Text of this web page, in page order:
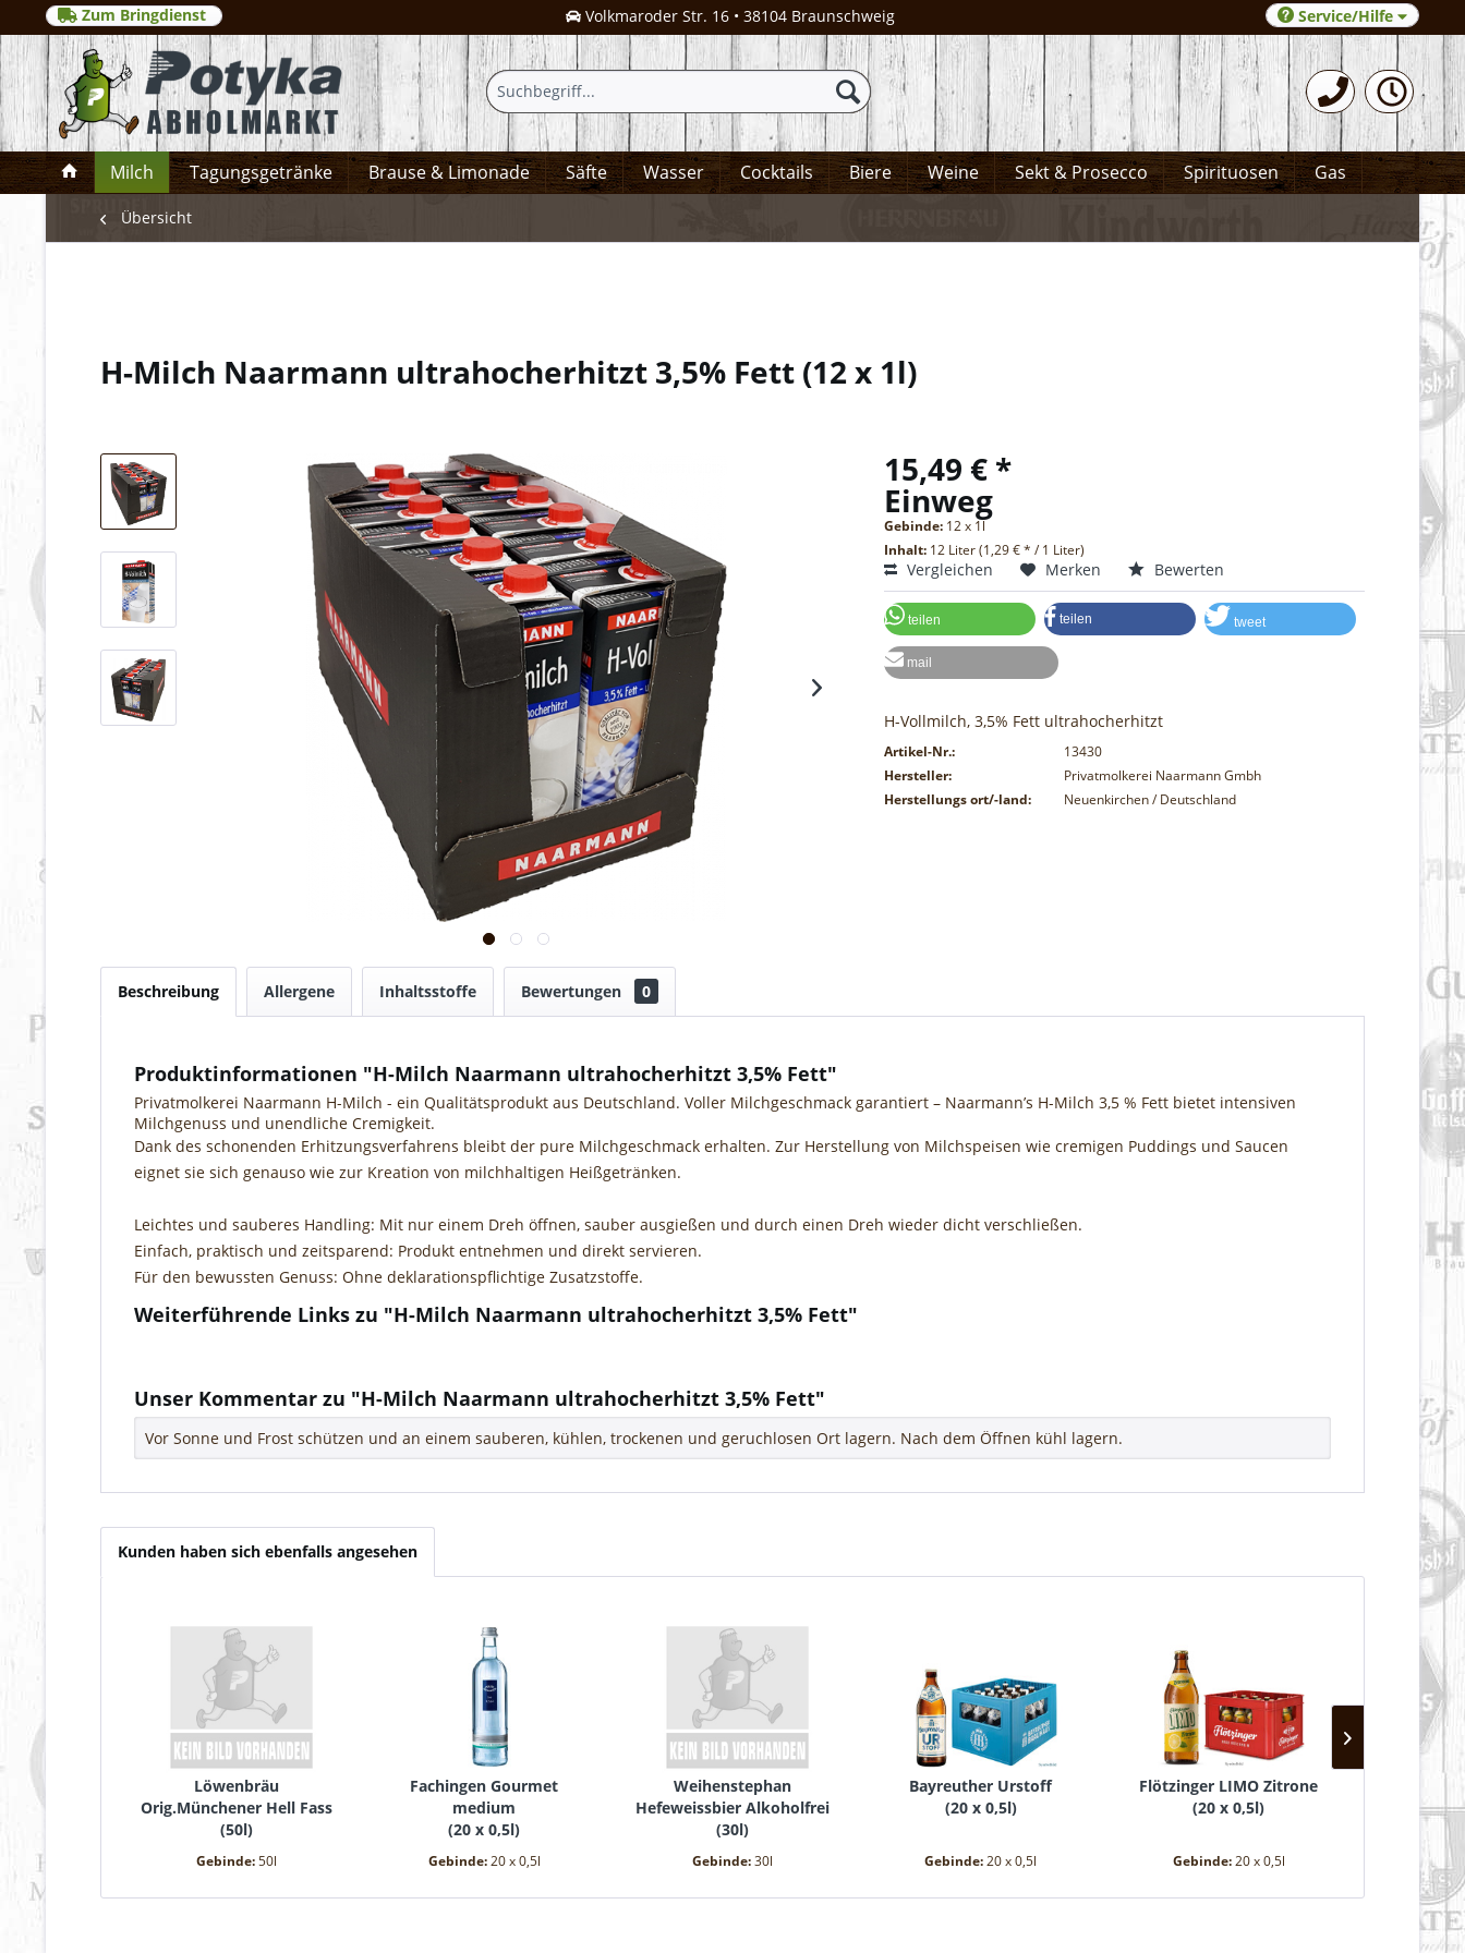
Zum Bringdienst Volkmaroder Str. 16 • 38104 Braunschweig 0531-372066
Service/Hilfe
Milch Tagungsgetränke Brause & Limonade Säfte Wasser Cocktails Biere Weine Sekt & Prosecco Spirituosen Gas
Übersicht
H-Milch Naarmann ultrahocherhitzt 3,5% Fett (12 x 1l)
15,49 € *
Einweg
Gebinde: 12 x 1l
Inhalt: 12 Liter (1,29 € * / 1 Liter)
Vergleichen Merken Bewerten
teilen teilen tweet
mail
H-Vollmilch, 3,5% Fett ultrahocherhitzt
Artikel-Nr.:
13430
Hersteller:
Privatmolkerei Naarmann Gmbh
Herstellungs ort/-land:
Neuenkirchen / Deutschland
Beschreibung Allergene Inhaltsstoffe Bewertungen 0
Produktinformationen "H-Milch Naarmann ultrahocherhitzt 3,5% Fett"
Privatmolkerei Naarmann H-Milch - ein Qualitätsprodukt aus Deutschland. Voller Milchgeschmack garantiert – Naarmann’s H-Milch 3,5 % Fett bietet intensiven
Milchgenuss und unendliche Cremigkeit.
Dank des schonenden Erhitzungsverfahrens bleibt der pure Milchgeschmack erhalten. Zur Herstellung von Milchspeisen wie cremigen Puddings und Saucen
eignet sie sich genauso wie zur Kreation von milchhaltigen Heißgetränken.
Leichtes und sauberes Handling: Mit nur einem Dreh öffnen, sauber ausgießen und durch einen Dreh wieder dicht verschließen.
Einfach, praktisch und zeitsparend: Produkt entnehmen und direkt servieren.
Für den bewussten Genuss: Ohne deklarationspflichtige Zusatzstoffe.
Weiterführende Links zu "H-Milch Naarmann ultrahocherhitzt 3,5% Fett"
Unser Kommentar zu "H-Milch Naarmann ultrahocherhitzt 3,5% Fett"
Vor Sonne und Frost schützen und an einem sauberen, kühlen, trockenen und geruchlosen Ort lagern. Nach dem Öffnen kühl lagern.
Kunden haben sich ebenfalls angesehen
Löwenbräu
Orig.Münchener Hell Fass
(50l)
Gebinde:50l
Fachingen Gourmet
medium
(20 x 0,5l)
Gebinde:20 x 0,5l
Weihenstephan
Hefeweissbier Alkoholfrei
(30l)
Gebinde:30l
Bayreuther Urstoff
(20 x 0,5l)
Gebinde:20 x 0,5l
Flötzinger LIMO Zitrone
(20 x 0,5l)
Gebinde:20 x 0,5l
(